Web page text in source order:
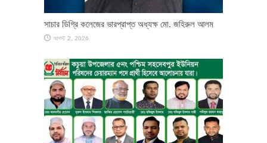
সাচার ডিগ্রি কলেজের ভারপ্রাপ্ত অধ্যক্ষ মো. জহিরুল আলম
আগস্ট 2, 2026